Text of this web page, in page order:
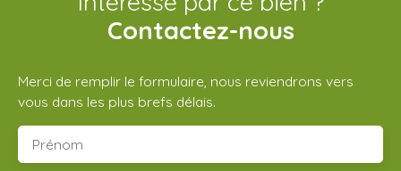
Contactez-nous
Merci de remplir le formulaire, nous reviendrons vers
vous dans les plus brefs délais.
Prénom